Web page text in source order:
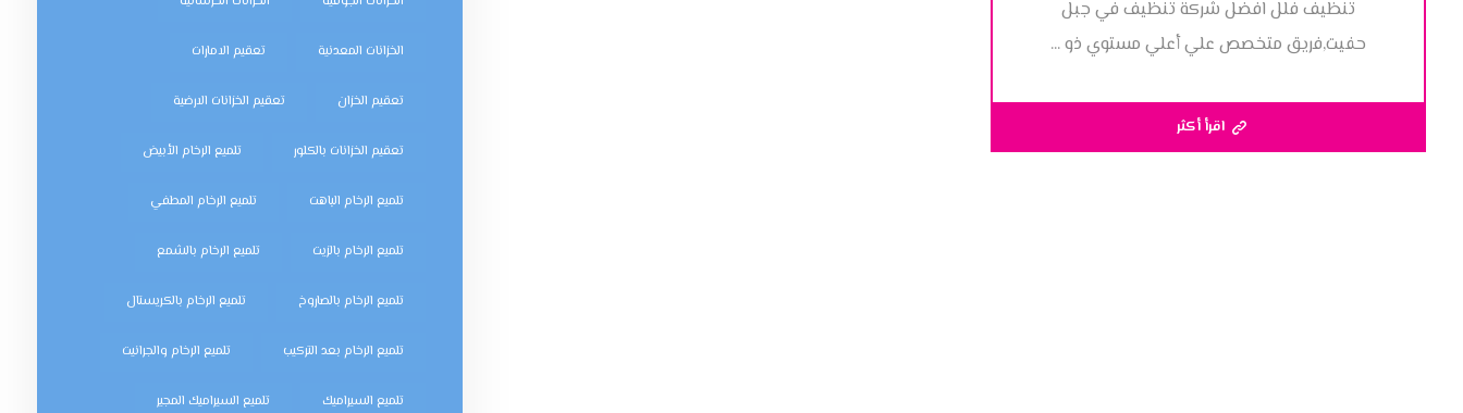
تنظيف فلل افضل شركة تنظيف في جبل
حفيت,فريق متخصص علي أعلي مستوي ذو ...
اقرأ أكثر
الخزانات المعدنية تعقيم الامارات
تعقيم الخزان تعقيم الخزانات الارضية
تعقيم الخزانات بالكلور تلميع الرخام الأبيض
تلميع الرخام الباهت تلميع الرخام المطفي
تلميع الرخام بالزيت تلميع الرخام بالشمع
تلميع الرخام بالصاروخ تلميع الرخام بالكريستال
تلميع الرخام بعد التركيب تلميع الرخام والجرانيت
تلميع السيراميك تلميع السيراميك المجير